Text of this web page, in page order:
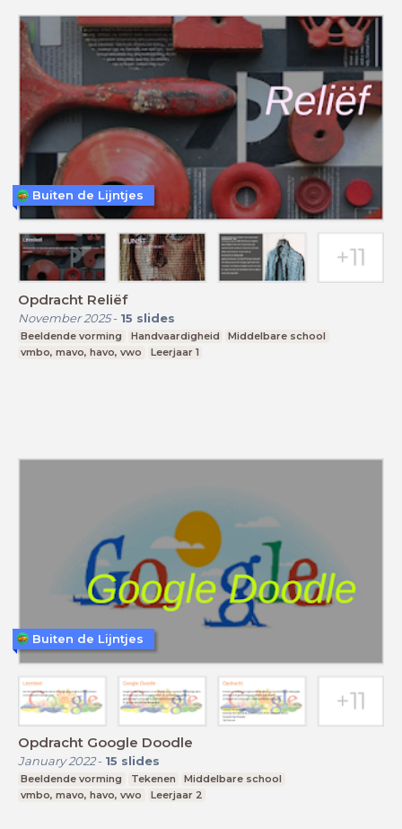
Opdracht Reliëf
November 2025- 15 slides
Beeldende vorming Handvaardigheid
Middelbare school
vmbo, mavo, havo, vwo
Leerjaar 1
Buiten de Lijntjes
Opdracht Google Doodle
January 2022- 15 slides
Beeldende vorming Tekenen
Middelbare school
vmbo, mavo, havo, vwo
Leerjaar 2
Buiten de Lijntjes